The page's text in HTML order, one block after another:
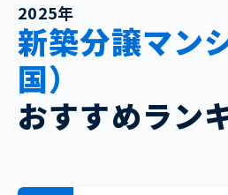
2025年
新築分譲マン
国）
おすすめラン